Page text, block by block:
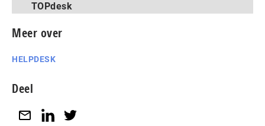
TOPdesk
Meer over
HELPDESK
Deel